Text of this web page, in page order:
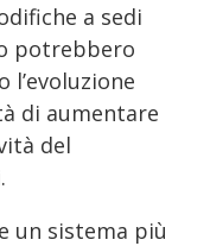
a sedi
potrebbero
di aumentare
del
un sistema più